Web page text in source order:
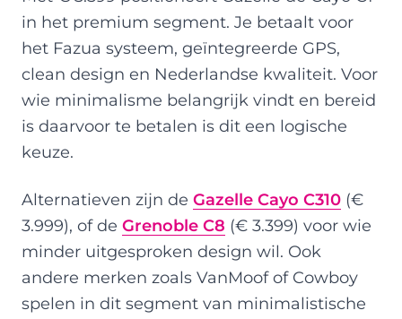
in het premium segment. Je betaalt voor
het Fazua systeem, geïntegreerde GPS,
clean design en Nederlandse kwaliteit. Voor
wie minimalisme belangrijk vindt en bereid
is daarvoor te betalen is dit een logische
keuze.
Alternatieven zijn de Gazelle Cayo C310 (€
3.999), of de Grenoble C8 (€ 3.399) voor wie
minder uitgesproken design wil. Ook
andere merken zoals VanMoof of Cowboy
spelen in dit segment van minimalistische